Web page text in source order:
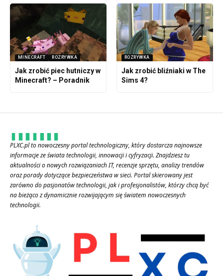
MINECRAFT ROZRYWKA
Jak zrobić piec hutniczy w
Minecraft? – Poradnik
ROZRYWKA
Jak zrobić bliźniaki w The
Sims 4?
PLXC.pl to nowoczesny portal technologiczny, który dostarcza najnowsze
informacje ze świata technologii, innowacji i cyfryzacji. Znajdziesz tu
aktualności o nowych rozwiązaniach IT, recenzje sprzętu, analizy trendów
oraz porady dotyczące bezpieczeństwa w sieci. Portal skierowany jest
zarówno do pasjonatów technologii, jak i profesjonalistów, którzy chcą być
na bieżąco z dynamicznie rozwijającym się światem nowoczesnych
technologii.